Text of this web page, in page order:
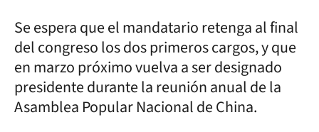
Se espera que el mandatario retenga al final
del congreso los dos primeros cargos, y que
en marzo próximo vuelva a ser designado
presidente durante la reunión anual de la
Asamblea Popular Nacional de China.